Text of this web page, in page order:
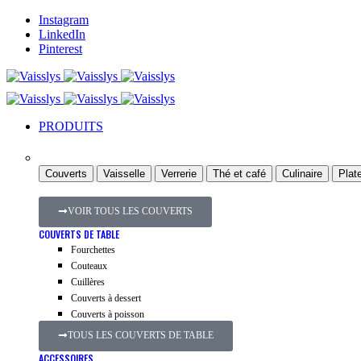
Instagram
LinkedIn
Pinterest
PRODUITS
Couverts Vaisselle Verrerie Thé et café Culinaire
VOIR TOUS LES COUVERTS
COUVERTS DE TABLE
Fourchettes
Couteaux
Cuillères
Couverts à dessert
Couverts à poisson
TOUS LES COUVERTS DE TABLE
ACCESSOIRES